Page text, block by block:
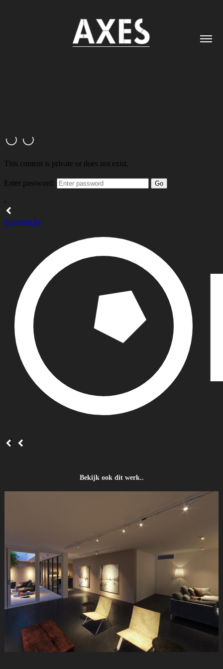
Bekijk ook dit werk..
360VR Woonkamer Stadskeerkring - Vastbouw